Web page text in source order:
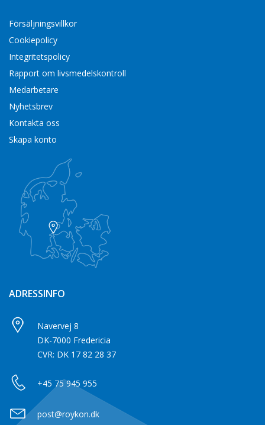
Försäljningsvillkor
Cookiepolicy
Integritetspolicy
Rapport om livsmedelskontroll
Medarbetare
Nyhetsbrev
Kontakta oss
Skapa konto
ADRESSINFO
Navervej 8
DK-7000 Fredericia
CVR: DK 17 82 28 37
+45 75 945 955
post@roykon.dk